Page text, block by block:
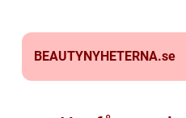
BEAUTYNYHETERNA.se